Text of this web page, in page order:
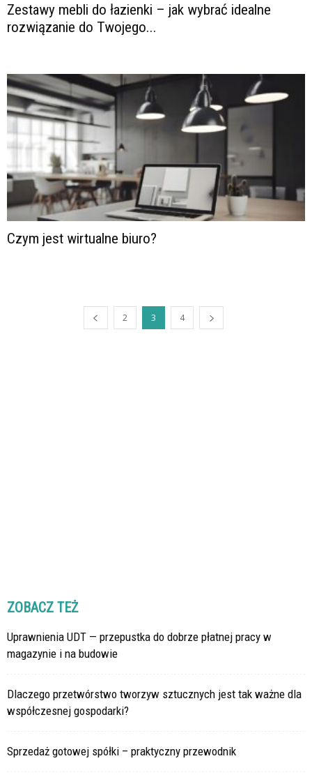
Zestawy mebli do łazienki – jak wybrać idealne
rozwiązanie do Twojego...
Czym jest wirtualne biuro?
2 3 4
ZOBACZ TEŻ
Uprawnienia UDT — przepustka do dobrze płatnej pracy w
magazynie i na budowie
Dlaczego przetwórstwo tworzyw sztucznych jest tak ważne dla
współczesnej gospodarki?
Sprzedaż gotowej spółki – praktyczny przewodnik